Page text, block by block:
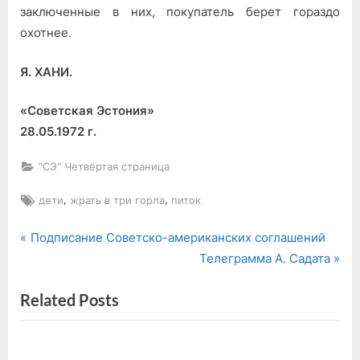
заключенные в них, покупатель берет гораздо
охотнее.
Я. ХАНИ.
«Советская Эстония»
28.05.1972 г.
"СЭ" Четвёртая страница
Tags:
дети, жрать в три горла, питок
Навигация
записям
P
v
i
Подписание Советско-американских соглашений
N
t
Телеграмма А. Садата
Related Posts